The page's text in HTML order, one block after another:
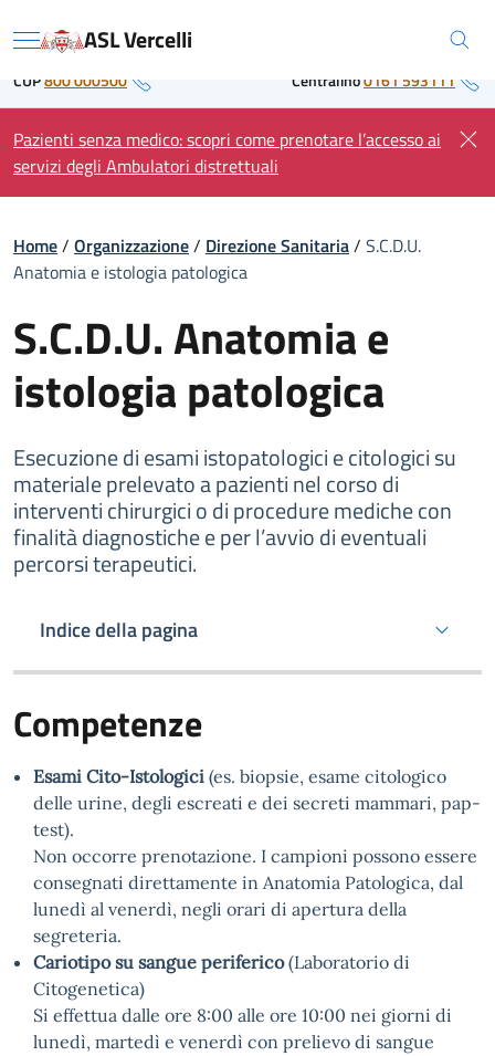
to Regione Piemonte
Menu ASL Vercelli
CUP800 000500 Centralino0161 593111
Pazienti senza medico: scopri come prenotare l’accesso ai
servizi degli Ambulatori distrettuali
Home/ Organizzazione/ Direzione Sanitaria/ S.C.D.U.
Anatomia e istologia patologica
S.C.D.U. Anatomia e
istologia patologica
Esecuzione di esami istopatologici e citologici su
materiale prelevato a pazienti nel corso di
interventi chirurgici o di procedure mediche con
finalità diagnostiche e per l’avvio di eventuali
percorsi terapeutici.
Indice della pagina
Competenze
Esami Cito-Istologici(es. biopsie, esame citologico
delle urine, degli escreati e dei secreti mammari, pap-
test).
Non occorre prenotazione. I campioni possono essere
consegnati direttamente in Anatomia Patologica, dal
lunedì al venerdì, negli orari di apertura della
segreteria.
Cariotipo su sangue periferico(Laboratorio di
Citogenetica)
Si effettua dalle ore 8:00 alle ore 10:00 nei giorni di
lunedì, martedì e venerdì con prelievo di sangue